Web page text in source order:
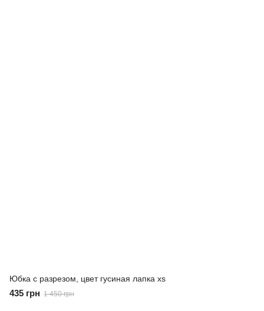
Юбка с разрезом, цвет гусиная лапка xs
435 грн 1 450 грн